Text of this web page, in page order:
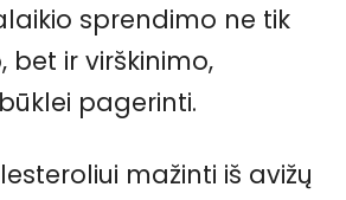
sprendimo ne tik
bet ir virškinimo,
pagerinti.
mažinti iš avižų